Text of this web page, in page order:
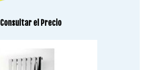
Consultar el Precio